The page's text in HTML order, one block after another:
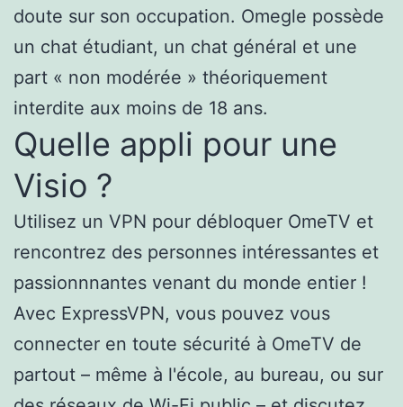
doute sur son occupation. Omegle possède
un chat étudiant, un chat général et une
part « non modérée » théoriquement
interdite aux moins de 18 ans.
Quelle appli pour une
Visio ?
Utilisez un VPN pour débloquer OmeTV et
rencontrez des personnes intéressantes et
passionnnantes venant du monde entier !
Avec ExpressVPN, vous pouvez vous
connecter en toute sécurité à OmeTV de
partout – même à l'école, au bureau, ou sur